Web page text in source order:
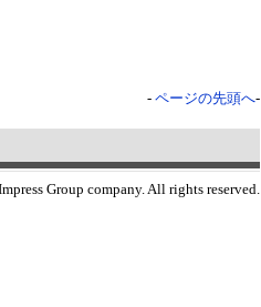
- ページの先頭へ-
Group company. All rights reserved.